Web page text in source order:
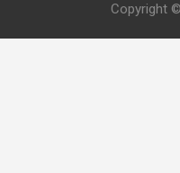
Copyright